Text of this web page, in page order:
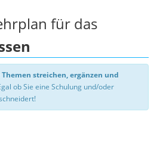
für das
Themen streichen, ergänzen und
ob Sie eine Schulung und/oder